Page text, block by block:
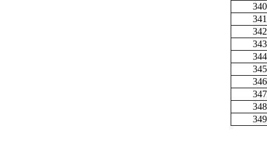
340
341
342
343
344
345
346
347
348
349